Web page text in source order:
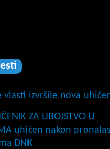
vlasti izvršile nova
ZA UBOJSTVO U
uhićen nakon
DNK